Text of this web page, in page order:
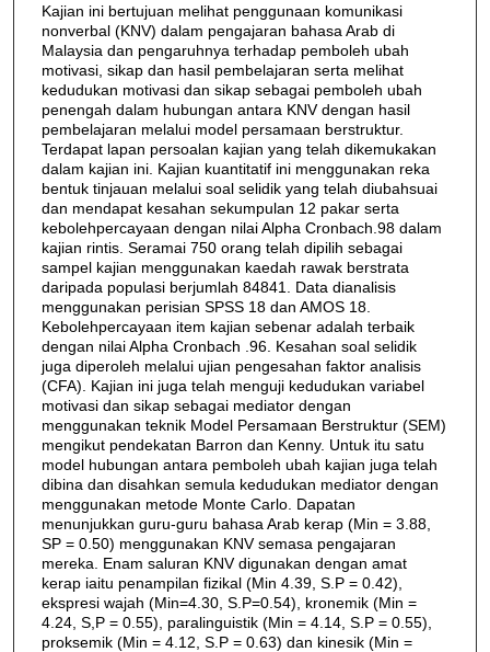
Kajian ini bertujuan melihat penggunaan komunikasi
nonverbal (KNV) dalam pengajaran bahasa Arab di
Malaysia dan pengaruhnya terhadap pemboleh ubah
motivasi, sikap dan hasil pembelajaran serta melihat
kedudukan motivasi dan sikap sebagai pemboleh ubah
penengah dalam hubungan antara KNV dengan hasil
pembelajaran melalui model persamaan berstruktur.
Terdapat lapan persoalan kajian yang telah dikemukakan
dalam kajian ini. Kajian kuantitatif ini menggunakan reka
bentuk tinjauan melalui soal selidik yang telah diubahsuai
dan mendapat kesahan sekumpulan 12 pakar serta
kebolehpercayaan dengan nilai Alpha Cronbach.98 dalam
kajian rintis. Seramai 750 orang telah dipilih sebagai
sampel kajian menggunakan kaedah rawak berstrata
daripada populasi berjumlah 84841. Data dianalisis
menggunakan perisian SPSS 18 dan AMOS 18.
Kebolehpercayaan item kajian sebenar adalah terbaik
dengan nilai Alpha Cronbach .96. Kesahan soal selidik
juga diperoleh melalui ujian pengesahan faktor analisis
(CFA). Kajian ini juga telah menguji kedudukan variabel
motivasi dan sikap sebagai mediator dengan
menggunakan teknik Model Persamaan Berstruktur (SEM)
mengikut pendekatan Barron dan Kenny. Untuk itu satu
model hubungan antara pemboleh ubah kajian juga telah
dibina dan disahkan semula kedudukan mediator dengan
menggunakan metode Monte Carlo. Dapatan
menunjukkan guru-guru bahasa Arab kerap (Min = 3.88,
SP = 0.50) menggunakan KNV semasa pengajaran
mereka. Enam saluran KNV digunakan dengan amat
kerap iaitu penampilan fizikal (Min 4.39, S.P = 0.42),
ekspresi wajah (Min=4.30, S.P=0.54), kronemik (Min =
4.24, S,P = 0.55), paralinguistik (Min = 4.14, S.P = 0.55),
proksemik (Min = 4.12, S.P = 0.63) dan kinesik (Min =